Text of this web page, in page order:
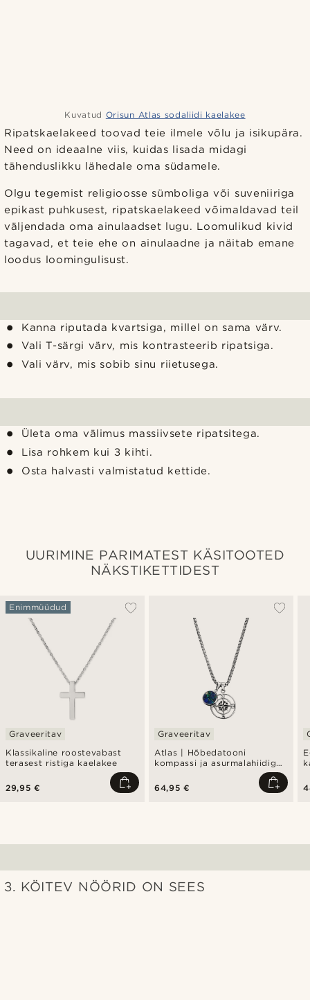
Kuvatud Orisun Atlas sodaliidi kaelakee
Ripatskaelakeed toovad teie ilmele võlu ja isikupära.
Need on ideaalne viis, kuidas lisada midagi
tähenduslikku lähedale oma südamele.
Olgu tegemist religioosse sümboliga või suveniiriga
epikast puhkusest, ripatskaelakeed võimaldavad teil
väljendada oma ainulaadset lugu. Loomulikud kivid
tagavad, et teie ehe on ainulaadne ja näitab emane
loodus loomingulisust.
Kanna riputada kvartsiga, millel on sama värv.
Vali T-särgi värv, mis kontrasteerib ripatsiga.
Vali värv, mis sobib sinu riietusega.
Ületa oma välimus massiivsete ripatsitega.
Lisa rohkem kui 3 kihti.
Osta halvasti valmistatud kettide.
UURIMINE PARIMATEST KÄSITOOTED
NÄKSTIKETTIDEST
Klassikaline roostevabast
terasest ristiga kaelakee
Enimmüüdud
Graveeritav
29,95 €
Atlas | Hõbedatooni
kompassi ja asurmalahiidiga
Graveeritav
64,95 €
3. KÖITEV NÖÖRID ON SEES